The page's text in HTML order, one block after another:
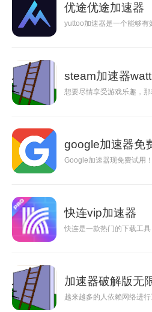
优途优途加速器
yuttoo加速器是一个能够
steam加速器
想要尽情享受游戏乐趣，
google加速器免
Google加速器现免费试用
快连vip加速器
快连是一款热门的下载工
加速器破解版无
越来越多的人依赖网络进